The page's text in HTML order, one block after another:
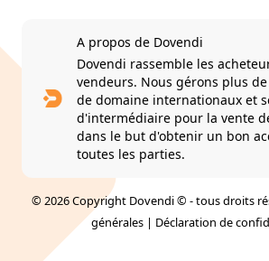
A propos de Dovendi
Dovendi rassemble les
vendeurs. Nous gérons plus
de domaine internationaux et
d'intermédiaire pour la vente
dans le but d'obtenir un bon
toutes les parties.
© 2026 Copyright Dovendi © - tous droits
générales | Déclaration de